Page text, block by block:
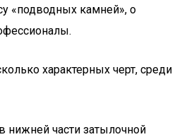
«подводных камней», о
характерных черт, среди
нижней части затылочной